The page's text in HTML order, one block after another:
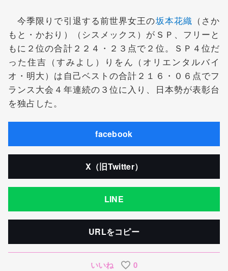
今季限りで引退する前世界女王の坂本花織 （さか
もと・かおり）（シスメックス）がＳＰ、フリーと
もに２位の合計２２４・２３点で２位。ＳＰ４位だ
った住吉（すみよし）りをん（オリエンタルバイ
オ・明大）は自己ベストの合計２１６・０６点でフ
ランス大会４年連続の３位に入り、日本勢が表彰台
を独占した。
facebook
X（旧Twitter）
LINE
URLをコピー
いいね 0